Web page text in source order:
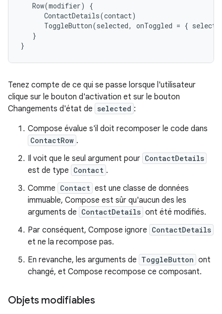
Row(modifier)
{
ContactDetails(contact)
ToggleButton(selected, onToggled = {
}
}
Tenez compte de ce qui se passe lorsque l'utilisateur
clique sur le bouton d'activation et sur le bouton
Changements d'état de selected :
Compose évalue s'il doit recomposer le code dans
ContactRow .
Il voit que le seul argument pour ContactDetails
est de type Contact .
Comme Contact est une classe de données
immuable, Compose est sûr qu'aucun des les
arguments de ContactDetails ont été modifiés.
Par conséquent, Compose ignore ContactDetails
et ne la recompose pas.
En revanche, les arguments de ToggleButton ont
changé, et Compose recompose ce composant.
Objets modifiables